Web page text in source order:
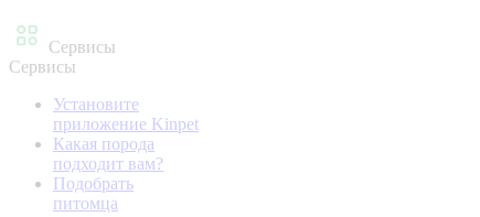
Сервисы
Сервисы
Установите
приложение Kinpet
Какая порода
подходит вам?
Подобрать
питомца